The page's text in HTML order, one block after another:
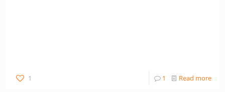
1 1 Read more